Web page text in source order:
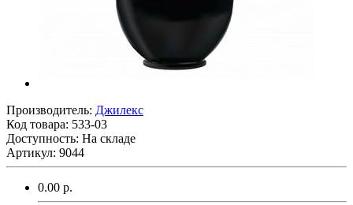
Производитель: Джилекс
Код товара: 533-03
Доступность: На складе
Артикул: 9044
0.00 р.